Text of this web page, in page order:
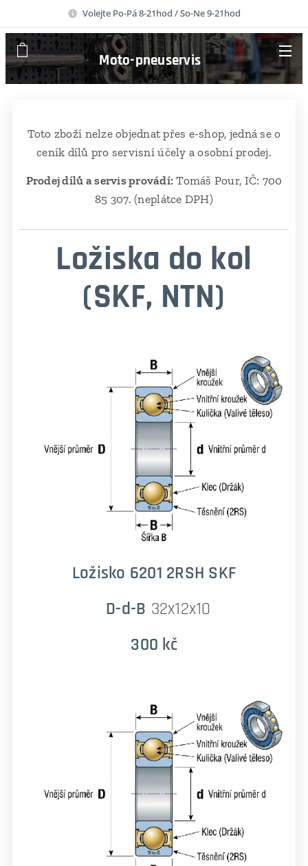
Volejte Po-Pá 8-21hod / So-Ne 9-21hod
Moto-pneuservis
Toto zboží nelze objednat přes e-shop, jedná se o
ceník dílů pro servisní účely a osobní prodej.
Prodej dílů a servis provádí: Tomáš Pour, IČ: 700
85 307. (neplátce DPH)
Ložiska do kol
(SKF, NTN)
Ložisko 6201 2RSH SKF
D-d-B 32x12x10
300 kč